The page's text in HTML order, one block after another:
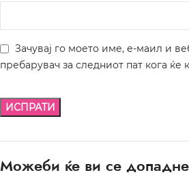
Зачувај го моето име, е-маил и
пребарувач за следниот пат кога ќе
Можеби ќе ви се